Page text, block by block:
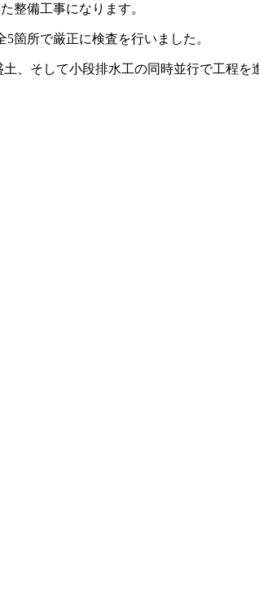
整備工事になります。
箇所で厳正に検査を行いました。
、そして小段排水工の同時並行で工程を